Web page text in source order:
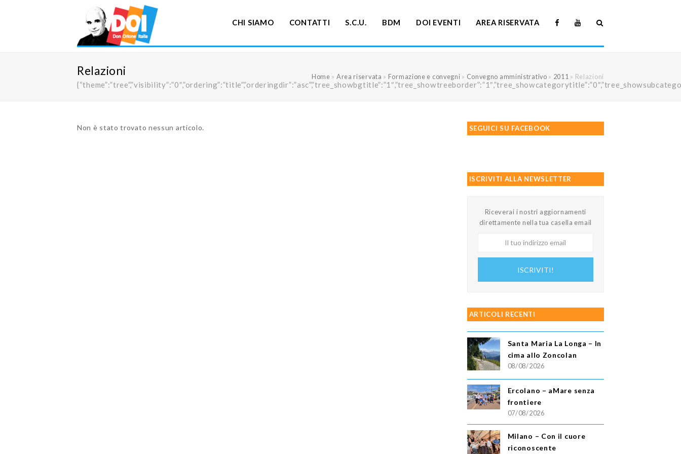
CHI SIAMO CONTATTI S.C.U. BDM DOI EVENTI AREA RISERVATA
Relazioni Home » Area riservata » Formazione e convegni » Convegno amministrativo » 2011 » Relazioni
Non è stato trovato nessun articolo. SEGUICI SU FACEBOOK
ISCRIVITI ALLA NEWSLETTER
Riceverai i nostri aggiornamenti
direttamente nella tua casella email
ISCRIVITI!
ARTICOLI RECENTI
Santa Maria La Longa – In
cima allo Zoncolan
08/08/2026
Ercolano – aMare senza
frontiere
07/08/2026
Milano – Con il cuore
riconoscente